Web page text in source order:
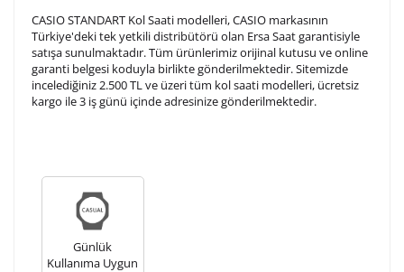
Ön İzleme Kişiselleştir Vazgeç
Kişiselleştirilmiş ürünlerin teslim süresi gravür işleme
CASIO STANDART Kol Saati modelleri, CASIO markasının
Türkiye'deki tek yetkili distribütörü olan Ersa Saat garantisiyle
satışa sunulmaktadır. Tüm ürünlerimiz orijinal kutusu ve online
garanti belgesi koduyla birlikte gönderilmektedir. Sitemizde
incelediğiniz 2.500 TL ve üzeri tüm kol saati modelleri, ücretsiz
kargo ile 3 iş günü içinde adresinize gönderilmektedir.
Günlük
Kullanıma Uygun